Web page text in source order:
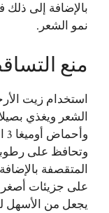
بالإضافة إلى ذلك
نمو الشعر.
منع
استخدام زيت
وتحافظ على
المتقصفة
على جزيئات أصغر
يجعل من الأسهل